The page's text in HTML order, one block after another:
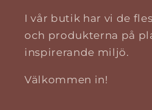
I vår butik har vi de
och produkterna på
inspirerande miljö.
Välkommen in!